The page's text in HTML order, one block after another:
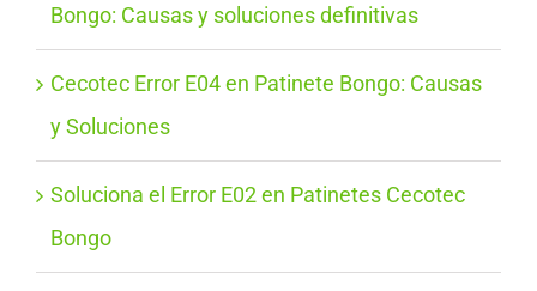
Bongo: Causas y soluciones definitivas
Cecotec Error E04 en Patinete Bongo: Causas
y Soluciones
Soluciona el Error E02 en Patinetes Cecotec
Bongo